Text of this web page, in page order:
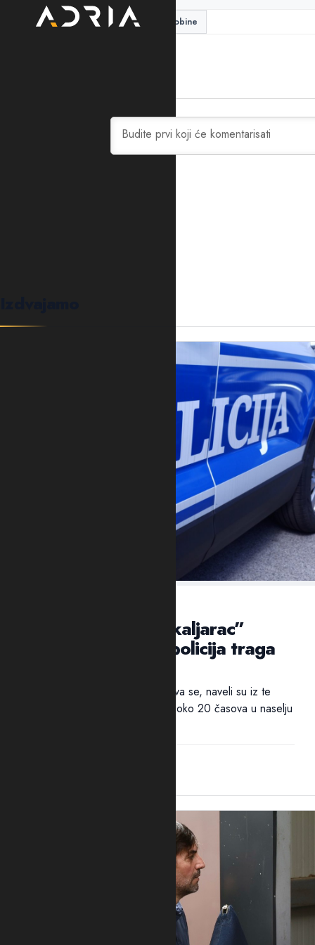
dobar čovjek duša osobine
NIKŠIĆ: Ubijen “škaljarac”
Jovan Mrvaljević, policija traga
Policija traga za ubicom. Pucnjava se, naveli su iz te
bezbjednosne službe, dogodila oko 20 časova u naselju